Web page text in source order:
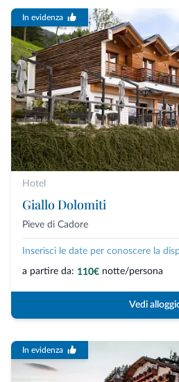
In evidenza
Hotel
Giallo Dolomiti
Pieve di Cadore
Inserisci le date per conoscere la
a partire da: 110€ notte/persona
Vedi
In evidenza